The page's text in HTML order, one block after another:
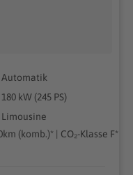
Automatik
180 kW (245 PS)
Limousine
(komb.)* | CO₂-Klasse F*